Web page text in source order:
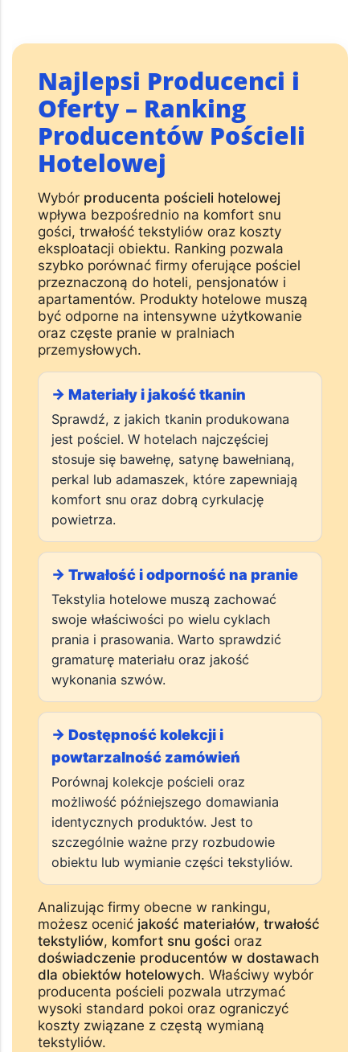
Najlepsi Producenci i
Oferty – Ranking
Producentów Pościeli
Hotelowej
Wybórproducenta pościeli hotelowej
wpływa bezpośrednio na komfort snu
gości, trwałość tekstyliów oraz koszty
eksploatacji obiektu. Ranking pozwala
szybko porównać firmy oferujące pościel
przeznaczoną do hoteli, pensjonatów i
apartamentów. Produkty hotelowe muszą
być odporne na intensywne użytkowanie
oraz częste pranie w pralniach
→ Materiały i jakość tkanin
Sprawdź, z jakich tkanin produkowana
jest pościel. W hotelach najczęściej
stosuje się bawełnę, satynę bawełnianą,
perkal lub adamaszek, które zapewniają
komfort snu oraz dobrą cyrkulację
→ Trwałość i odporność na pranie
Tekstylia hotelowe muszą zachować
swoje właściwości po wielu cyklach
prania i prasowania. Warto sprawdzić
gramaturę materiału oraz jakość
→ Dostępność kolekcji i
powtarzalność zamówień
Porównaj kolekcje pościeli oraz
możliwość późniejszego domawiania
identycznych produktów. Jest to
szczególnie ważne przy rozbudowie
Analizując firmy obecne w rankingu,
możesz ocenićjakość materiałów,
tekstyliów,komfort snu gości oraz
doświadczenie producentów w dostawach
dla obiektów hotelowych. Właściwy wybór
producenta pościeli pozwala utrzymać
wysoki standard pokoi oraz ograniczyć
koszty związane z częstą wymianą